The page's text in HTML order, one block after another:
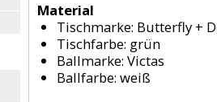
Material
Tischmarke: Butterfly +
Tischfarbe: grün
Ballmarke: Victas
Ballfarbe: weiß